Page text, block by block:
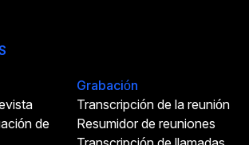
de
Grabación
Transcripción de la reunión
Resumidor de reuniones